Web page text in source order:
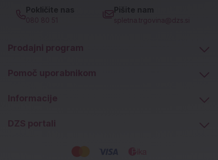
Pokličite nas
080 80 51
Pišite nam
spletna.trgovina@dzs.si
Prodajni program
Pomoč uporabnikom
Informacije
DZS portali